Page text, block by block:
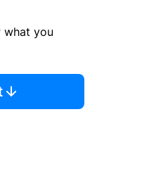
what you